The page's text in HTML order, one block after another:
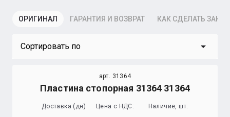
ОРИГИНАЛ ГАРАНТИЯ И ВОЗВРАТ КАК СДЕЛАТЬ
Сортировать по arrow_drop_down
арт. 31364
Пластина стопорная 31364 31364
Доставка (дн) Цена с НДС: Наличие, шт.